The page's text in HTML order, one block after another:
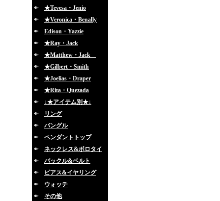
★Tevesa・Jenio
★Veronica・Benally
Edison・Yazzie
★Ray・Jack
★Matthew・Jack
★Gilbert・Smith
★Joelias・Draper
★Rita・Quezada
↓★アイテム別★↓
リング
バングル
ペンダントトップ
ネックレス&ボロタイ
バックル&ベルト
ピアス&イヤリング
ウォッチ
その他